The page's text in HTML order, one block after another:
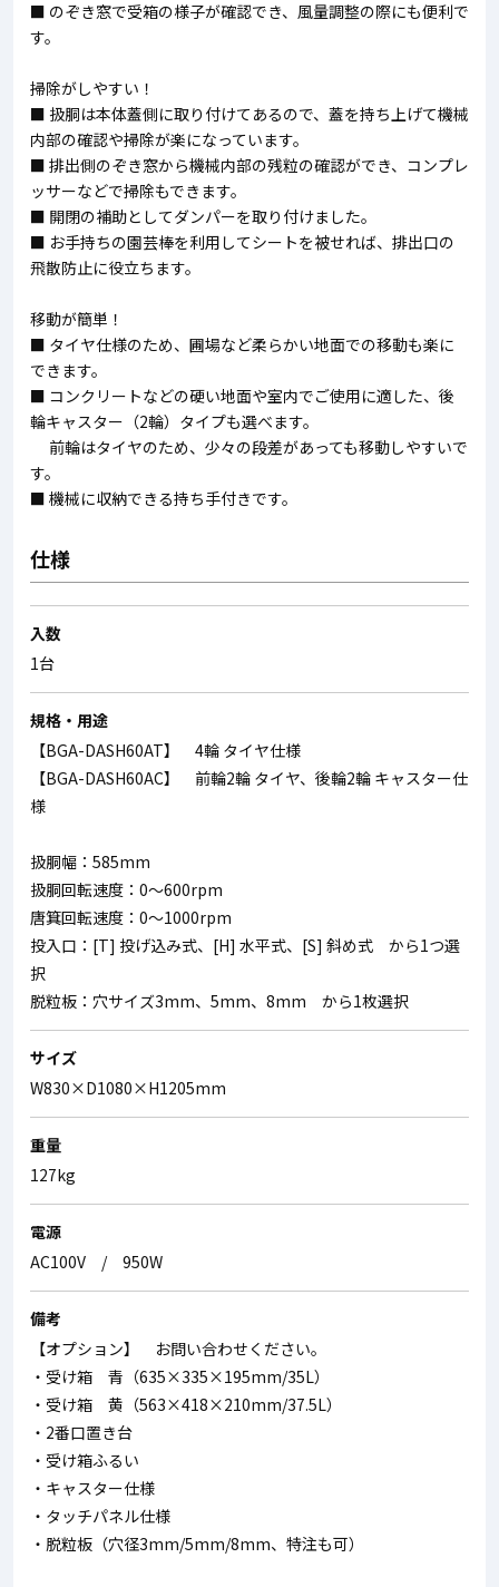
■ のぞき窓で受箱の様子が確認でき、風量調整の際にも便利で
す。
掃除がしやすい！
■ 扱胴は本体蓋側に取り付けてあるので、蓋を持ち上げて機械
内部の確認や掃除が楽になっています。
■ 排出側のぞき窓から機械内部の残粒の確認ができ、コンプレ
ッサーなどで掃除もできます。
■ 開閉の補助としてダンパーを取り付けました。
■ お手持ちの園芸棒を利用してシートを被せれば、排出口の
飛散防止に役立ちます。
移動が簡単！
■ タイヤ仕様のため、圃場など柔らかい地面での移動も楽に
できます。
■ コンクリートなどの硬い地面や室内でご使用に適した、後
輪キャスター（2輪）タイプも選べます。
前輪はタイヤのため、少々の段差があっても移動しやすいで
す。
■ 機械に収納できる持ち手付きです。
仕様
入数
1台
規格・用途
【BGA-DASH60AT】 4輪 タイヤ仕様
【BGA-DASH60AC】 前輪2輪 タイヤ、後輪2輪 キャスター仕
様
扱胴幅：585mm
扱胴回転速度：0～600rpm
唐箕回転速度：0～1000rpm
投入口：[T] 投げ込み式、[H] 水平式、[S] 斜め式 から1つ選
択
脱粒板：穴サイズ3mm、5mm、8mm から1枚選択
サイズ
W830×D1080×H1205mm
重量
127kg
電源
AC100V / 950W
備考
【オプション】 お問い合わせください。
・受け箱 青（635×335×195mm/35L）
・受け箱 黄（563×418×210mm/37.5L）
・2番口置き台
・受け箱ふるい
・キャスター仕様
・タッチパネル仕様
・脱粒板（穴径3mm/5mm/8mm、特注も可）